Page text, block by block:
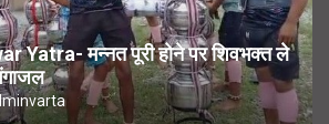
Yatra- मन्नत पूरी होने पर शिवभक्त ले